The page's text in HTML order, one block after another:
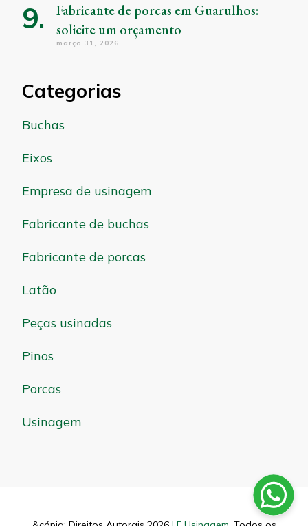
Fabricante de porcas em Guarulhos:
solicite um orçamento
março 31, 2026
Categorias
Buchas
Eixos
Empresa de usinagem
Fabricante de buchas
Fabricante de porcas
Latão
Peças usinadas
Pinos
Porcas
Usinagem